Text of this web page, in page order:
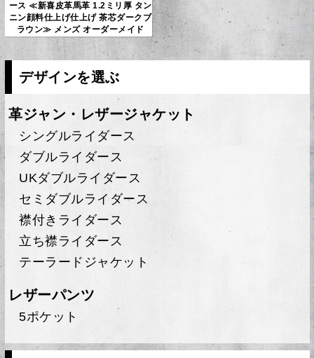
ース ≪新喜皮革馬革 1.2ミリ厚 タン
ニン顔料仕上げ仕上げ 茶芯ダークブ
ラウン≫ メンズ オーダーメイド
デザインを選ぶ
革ジャン・レザージャケット
シングルライダース
ダブルライダース
UKダブルライダース
セミダブルライダース
襟付きライダース
立ち襟ライダース
テーラードジャケット
レザーパンツ
5ポケット